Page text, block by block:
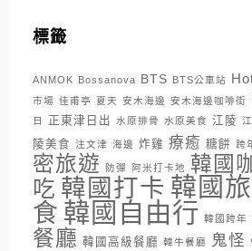
標籤
ANMOK Bossanova BTS BTS公車站
市場 佳甫亭 夏天 安木海邊 安木海邊咖啡街
日
正東津日出 水原排骨 水原美食 江陵
陵美食 注文津 海邊 炸雞 療癒 糖餅 跨
密旅遊
防彈 阿米打卡地 韓國
吃 韓國打卡 韓國
食 韓國自由行 韓國跨年
餐廳 韓國高級餐廳 韓牛餐廳 鬼怪